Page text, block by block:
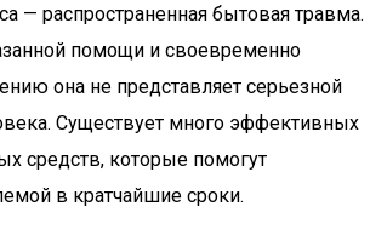
— распространенная бытовая травма.
помощи и своевременно
она не представляет серьезной
Существует много эффективных
средств, которые помогут
в кратчайшие сроки.